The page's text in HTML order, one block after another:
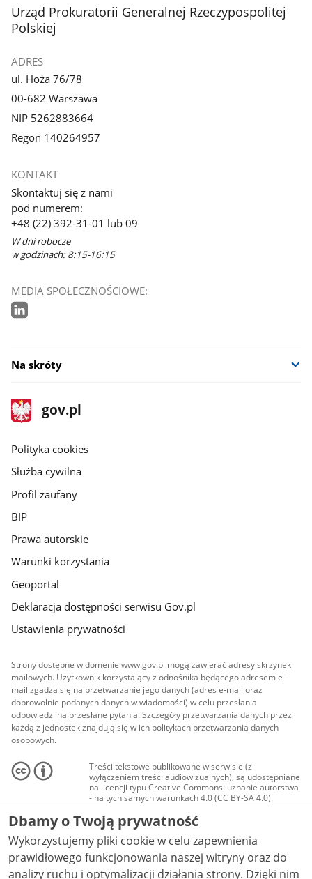
stopka
Urząd Prokuratorii Generalnej Rzeczypospolitej
Polskiej
ADRES
ul. Hoża 76/78
00-682 Warszawa
NIP 5262883664
Regon 140264957
KONTAKT
Skontaktuj się z nami
pod numerem:
+48 (22) 392-31-01 lub 09
W dni robocze
w godzinach: 8:15-16:15
MEDIA SPOŁECZNOŚCIOWE:
Na skróty
stopka
gov.pl
Strona
gov.pl
gov.pl
Polityka cookies
Służba cywilna
Profil zaufany
BIP
Prawa autorskie
Warunki korzystania
Geoportal
Deklaracja dostępności serwisu Gov.pl
Ustawienia prywatności
Strony dostępne w domenie www.gov.pl mogą zawierać adresy skrzynek
mailowych. Użytkownik korzystający z odnośnika będącego adresem e-
mail zgadza się na przetwarzanie jego danych (adres e-mail oraz
dobrowolnie podanych danych w wiadomości) w celu przesłania
odpowiedzi na przesłane pytania. Szczegóły przetwarzania danych przez
każdą z jednostek znajdują się w ich politykach przetwarzania danych
osobowych.
Treści tekstowe publikowane w serwisie (z
wyłączeniem treści audiowizualnych), są udostępniane
na licencji typu Creative Commons: uznanie autorstwa
- na tych samych warunkach 4.0 (CC BY-SA 4.0).
Materiały audiowizualne, w tym zdjęcia, materiały
audio i wideo, są udostępniane na licencji typu
Creative Commons: uznanie autorstwa użycie
niekomercyjne - bez utworów zależnych 4.0 (CC BY-
NC-ND 4.0), o ile nie jest to stwierdzone inaczej.
Dbamy o Twoją prywatność
Wykorzystujemy pliki cookie w celu zapewnienia
prawidłowego funkcjonowania naszej witryny oraz do
analizy ruchu i optymalizacji działania strony. Dzięki nim